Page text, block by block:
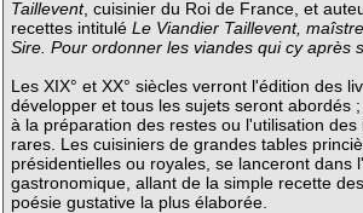
Taillevent, cuisinier du Roi de France, et
recettes intitulé Le Viandier Taillevent,
Sire. Pour ordonner les viandes qui cy après
Les XIX° et XX° siècles verront l'édition des
développer et tous les sujets seront abordés
à la préparation des restes ou l'utilisation des
rares. Les cuisiniers de grandes tables
présidentielles ou royales, se lanceront dans
gastronomique, allant de la simple recette
poésie gustative la plus élaborée.